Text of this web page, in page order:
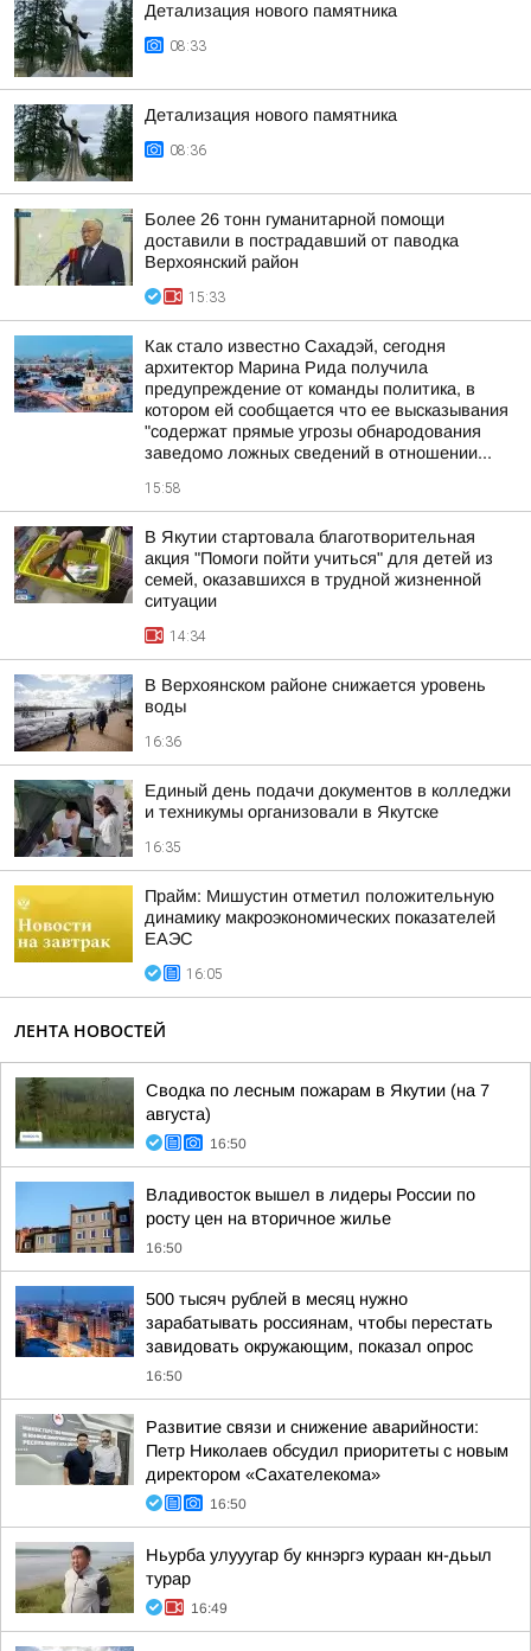
Детализация нового памятника
08:33
Детализация нового памятника
08:36
Более 26 тонн гуманитарной помощи
доставили в пострадавший от паводка
Верхоянский район
15:33
Как стало известно Сахадэй, сегодня
архитектор Марина Рида получила
предупреждение от команды политика, в
котором ей сообщается что ее высказывания
"содержат прямые угрозы обнародования
заведомо ложных сведений в отношении...
15:58
В Якутии стартовала благотворительная
акция "Помоги пойти учиться" для детей из
семей, оказавшихся в трудной жизненной
ситуации
14:34
В Верхоянском районе снижается уровень
воды
16:36
Единый день подачи документов в колледжи
и техникумы организовали в Якутске
16:35
Прайм: Мишустин отметил положительную
динамику макроэкономических показателей
ЕАЭС
16:05
ЛЕНТА НОВОСТЕЙ
Сводка по лесным пожарам в Якутии (на 7
августа)
16:50
Владивосток вышел в лидеры России по
росту цен на вторичное жилье
16:50
500 тысяч рублей в месяц нужно
зарабатывать россиянам, чтобы перестать
завидовать окружающим, показал опрос
16:50
Развитие связи и снижение аварийности:
Петр Николаев обсудил приоритеты с новым
директором «Сахателекома»
16:50
Ньурба улууугар бу кннэргэ кураан кн-дьыл
турар
16:49